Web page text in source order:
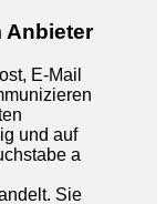
Anbieter
E-Mail
und auf
a
Sie